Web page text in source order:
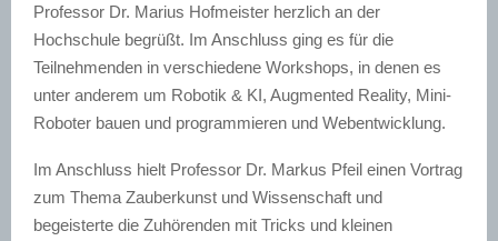
Professor Dr. Marius Hofmeister herzlich an der
Hochschule begrüßt. Im Anschluss ging es für die
Teilnehmenden in verschiedene Workshops, in denen es
unter anderem um Robotik & KI, Augmented Reality, Mini-
Roboter bauen und programmieren und Webentwicklung.
Im Anschluss hielt Professor Dr. Markus Pfeil einen Vortrag
zum Thema Zauberkunst und Wissenschaft und
begeisterte die Zuhörenden mit Tricks und kleinen